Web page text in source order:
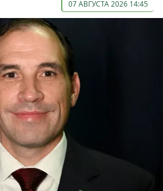
07 АВГУСТА 2026 14:45